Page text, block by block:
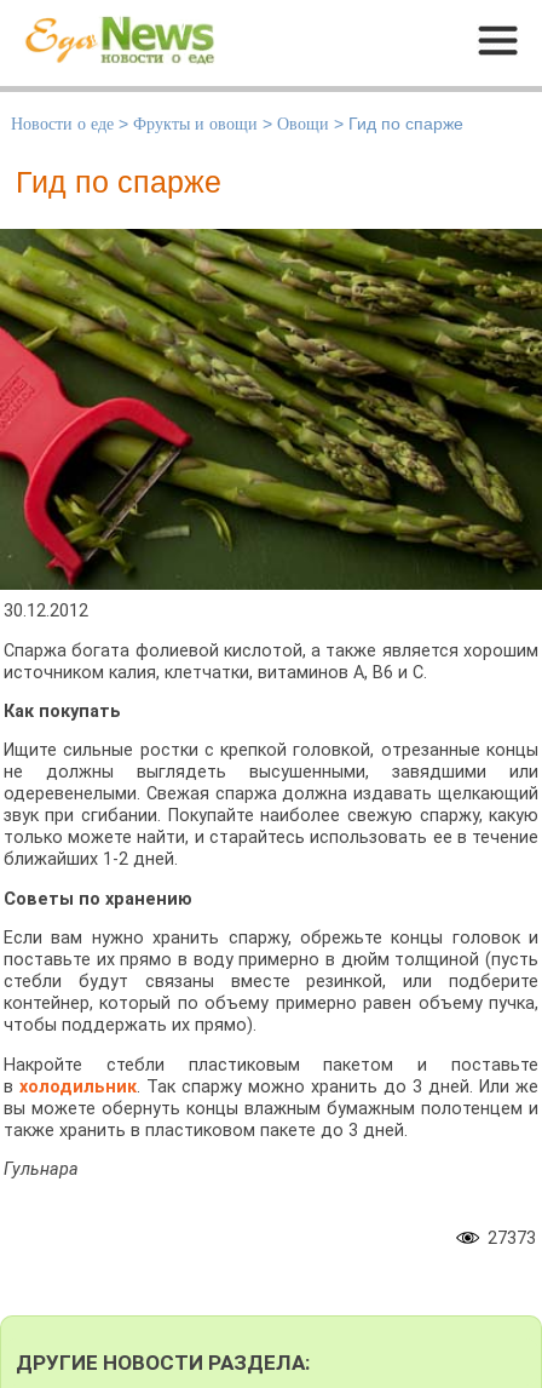
Меню
Новости о еде > Фрукты и овощи > Овощи > Гид по спарже
Гид по спарже
30.12.2012
Спаржа богата фолиевой кислотой, а также является хорошим
источником калия, клетчатки, витаминов А, В6 и С.
Как покупать
Ищите сильные ростки с крепкой головкой, отрезанные концы
не должны выглядеть высушенными, завядшими или
одеревенелыми. Свежая спаржа должна издавать щелкающий
звук при сгибании. Покупайте наиболее свежую спаржу, какую
только можете найти, и старайтесь использовать ее в течение
ближайших 1-2 дней.
Советы по хранению
Если вам нужно хранить спаржу, обрежьте концы головок и
поставьте их прямо в воду примерно в дюйм толщиной (пусть
стебли будут связаны вместе резинкой, или подберите
контейнер, который по объему примерно равен объему пучка,
чтобы поддержать их прямо).
Накройте стебли пластиковым пакетом и поставьте
в холодильник. Так спаржу можно хранить до 3 дней. Или же
вы можете обернуть концы влажным бумажным полотенцем и
также хранить в пластиковом пакете до 3 дней.
Гульнара
27373
ДРУГИЕ НОВОСТИ РАЗДЕЛА: